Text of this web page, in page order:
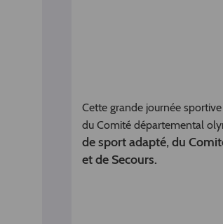
Cette grande journée
du Comité départemental
de sport adapté, du
et de Secours.